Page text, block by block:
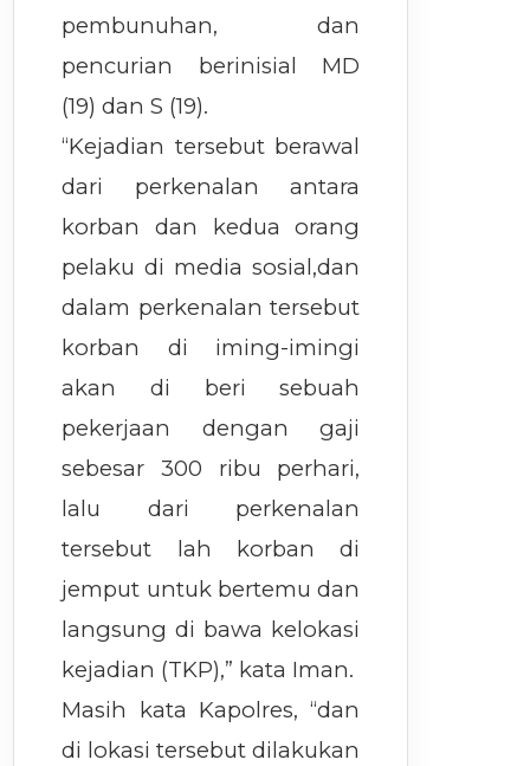
pembunuhan, dan
pencurian berinisial MD
(19) dan S (19).
“Kejadian tersebut berawal
dari perkenalan antara
korban dan kedua orang
pelaku di media sosial,dan
dalam perkenalan tersebut
korban di iming-imingi
akan di beri sebuah
pekerjaan dengan gaji
sebesar 300 ribu perhari,
lalu dari perkenalan
tersebut lah korban di
jemput untuk bertemu dan
langsung di bawa kelokasi
kejadian (TKP),” kata Iman.
Masih kata Kapolres, “dan
di lokasi tersebut dilakukan